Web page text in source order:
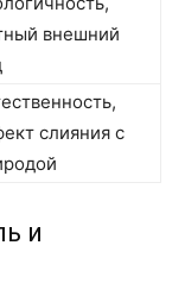
внешний
слияния с
и